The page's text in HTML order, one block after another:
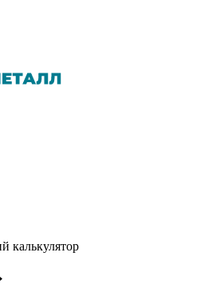
калькулятор